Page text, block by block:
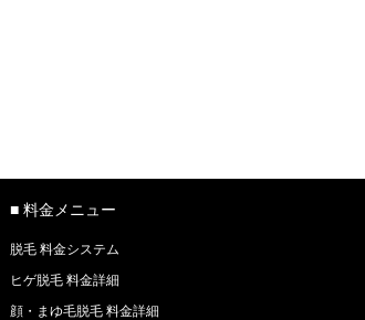
■ 料金メニュー
脱毛 料金システム
ヒゲ脱毛 料金詳細
顔・まゆ毛脱毛 料金詳細